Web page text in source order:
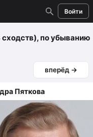
Войти
сходств), по убыванию
вперёд →
Пяткова